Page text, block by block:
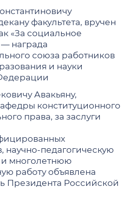
факультета, вручен
«За социальное
— награда
союза работников
и науки
Авакьяну,
конституционного
права, за заслуги
научно-педагогическую
и многолетнюю
работу объявлена
Президента Российской